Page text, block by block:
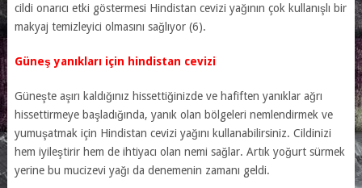
cildi onarıcı etki göstermesi Hindistan cevizi yağının çok kullanışlı bir
makyaj temizleyici olmasını sağlıyor (6).
Güneş yanıkları için hindistan cevizi
Güneşte aşırı kaldığınız hissettiğinizde ve hafiften yanıklar ağrı
hissettirmeye başladığında, yanık olan bölgeleri nemlendirmek ve
yumuşatmak için Hindistan cevizi yağını kullanabilirsiniz. Cildinizi
hem iyileştirir hem de ihtiyacı olan nemi sağlar. Artık yoğurt sürmek
yerine bu mucizevi yağı da denemenin zamanı geldi.